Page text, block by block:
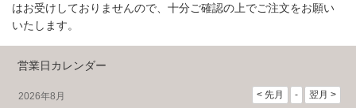
はお受けしておりませんので、十分ご確認の上でご注文をお願い
いたします。
営業日カレンダー
2026年8月